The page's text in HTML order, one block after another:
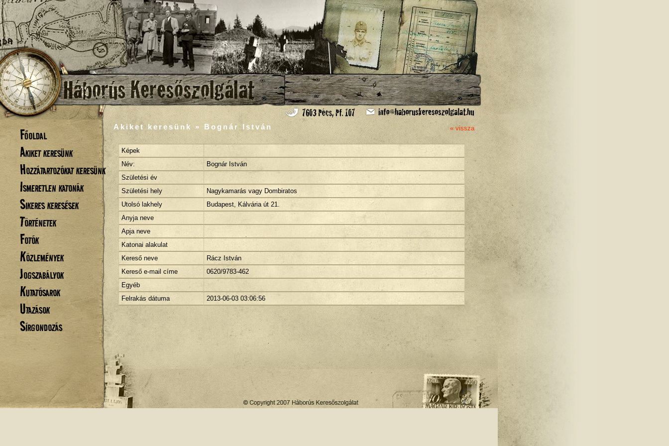
Főoldal
Akiket keresünk
Hozzátartozókat keresünk
Ismeretlen katonák
Sikeres keresések
Történetek
Fotók
Közlemények
Jogszabályok
Kutatósarok
Utazások
Sírgondozás
« vissza
Akiket keresünk » Bognár István
Képek
Név:
Bognár István
Születési év
Születési hely
Nagykamarás vagy Dombiratos
Utolsó lakhely
Budapest, Kálvária út 21.
Anyja neve
Apja neve
Katonai alakulat
Kereső neve
Rácz István
Kereső e-mail címe
0620/9783-462
Egyéb
Felrakás dátuma
2013-06-03 03:06:56